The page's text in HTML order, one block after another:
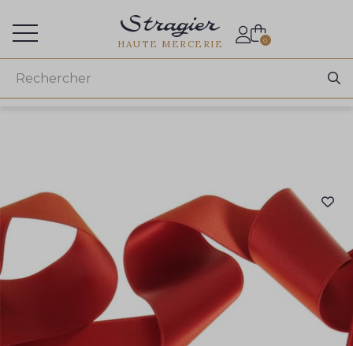
HAUTE MERCERIE 0